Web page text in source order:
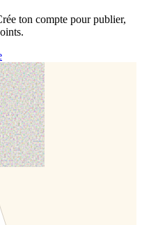
ton compte pour publier,